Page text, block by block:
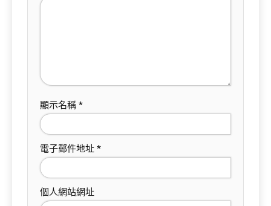
顯示名稱 *
電子郵件地址 *
個人網站網址